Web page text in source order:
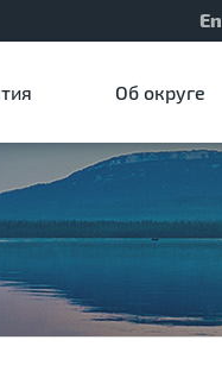
En
Об округе